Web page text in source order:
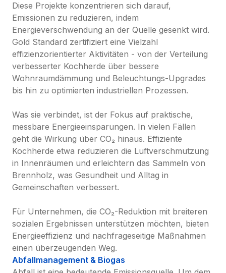
Diese Projekte konzentrieren sich darauf,
Emissionen zu reduzieren, indem
Energieverschwendung an der Quelle gesenkt wird.
Gold Standard zertifiziert eine Vielzahl
effizienzorientierter Aktivitäten - von der Verteilung
verbesserter Kochherde über bessere
Wohnraumdämmung und Beleuchtungs-Upgrades
bis hin zu optimierten industriellen Prozessen.
Was sie verbindet, ist der Fokus auf praktische,
messbare Energieeinsparungen. In vielen Fällen
geht die Wirkung über CO₂ hinaus. Effiziente
Kochherde etwa reduzieren die Luftverschmutzung
in Innenräumen und erleichtern das Sammeln von
Brennholz, was Gesundheit und Alltag in
Gemeinschaften verbessert.
Für Unternehmen, die CO₂-Reduktion mit breiteren
sozialen Ergebnissen unterstützen möchten, bieten
Energieeffizienz und nachfrageseitige Maßnahmen
einen überzeugenden Weg.
Abfallmanagement & Biogas